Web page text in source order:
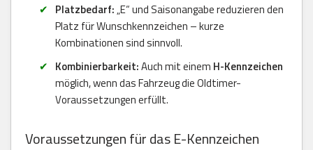
Platzbedarf:„E“ und Saisonangabe reduzieren den
Platz für Wunschkennzeichen – kurze
Kombinationen sind sinnvoll.
Kombinierbarkeit:Auch mit einem H-Kennzeichen
möglich, wenn das Fahrzeug die Oldtimer-
Voraussetzungen erfüllt.
Voraussetzungen für das E-Kennzeichen